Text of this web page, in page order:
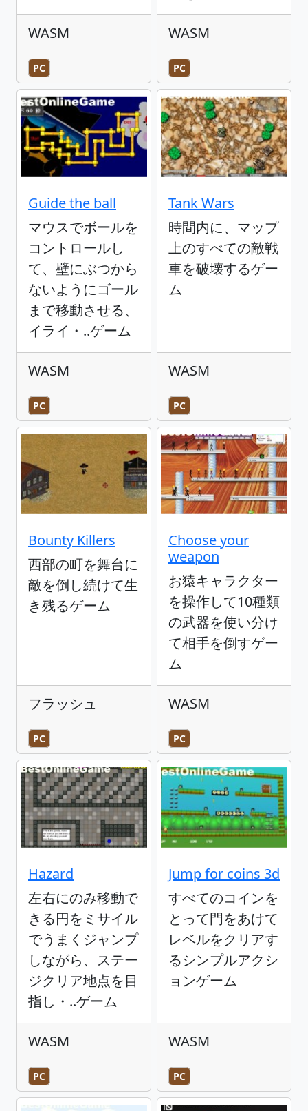
WASM
PC
WASM
PC
Guide the ball
マウスでボールを
コントロールし
て、壁にぶつから
ないようにゴール
まで移動させる、
イライ・..ゲーム
WASM
PC
Tank Wars
時間内に、マップ
上のすべての敵戦
車を破壊するゲー
ム
WASM
PC
Bounty Killers
西部の町を舞台に
敵を倒し続けて生
き残るゲーム
フラッシュ
PC
Choose your
weapon
お猿キャラクター
を操作して10種類
の武器を使い分け
て相手を倒すゲー
ム
WASM
PC
Hazard
左右にのみ移動で
きる円をミサイル
でうまくジャンプ
しながら、ステー
ジクリア地点を目
指し・..ゲーム
WASM
PC
Jump for coins 3d
すべてのコインを
とって門をあけて
レベルをクリアす
るシンプルアクシ
ョンゲーム
WASM
PC